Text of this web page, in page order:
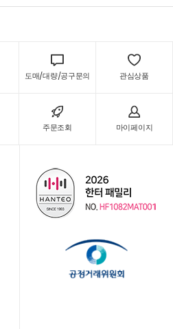
도매/대량/공구문의 관심상품
주문조회 마이페이지